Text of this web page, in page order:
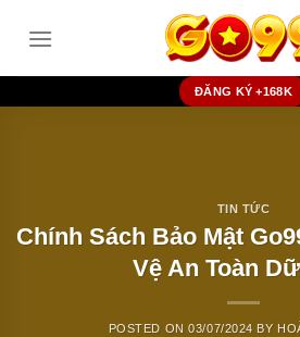
ĐĂNG KÝ +168K
TIN TỨC
Chính Sách Bảo Mật
Vệ An Toàn
POSTED ON03/07/2024 BY